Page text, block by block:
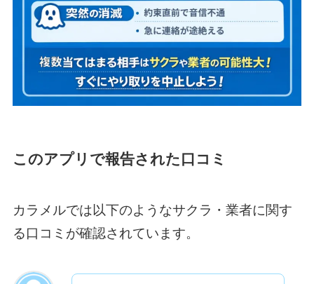
このアプリで報告された口コミ
カラメルでは以下のようなサクラ・業者に関す
る口コミが確認されています。